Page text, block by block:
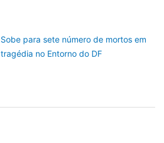
Sobe para sete número de mortos em
tragédia no Entorno do DF